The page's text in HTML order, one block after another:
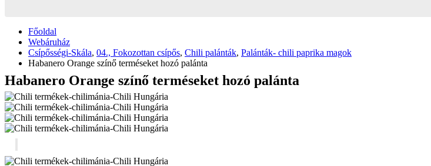
Főoldal
Webáruház
Csípősségi-Skála, 04., Fokozottan csípős, Chili palánták, Palánták- chili paprika magok
Habanero Orange színő terméseket hozó palánta
Habanero Orange színő terméseket hozó palánta